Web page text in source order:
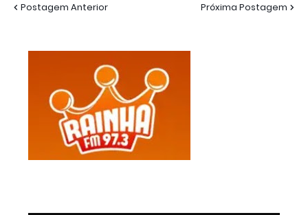
Postagem Anterior Próxima Postagem